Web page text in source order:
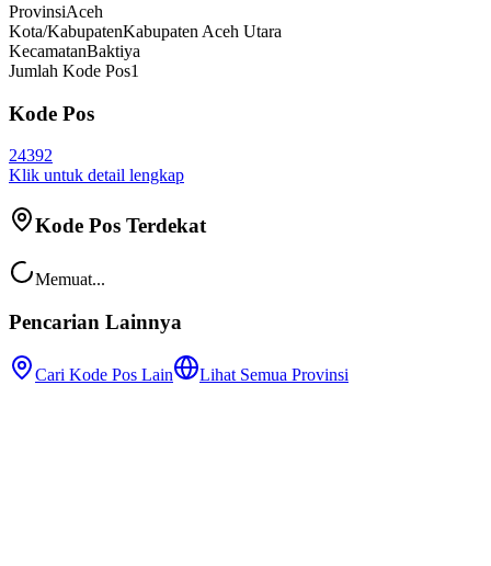
ProvinsiAceh
Kota/KabupatenKabupaten Aceh Utara
KecamatanBaktiya
Jumlah Kode Pos1
Kode Pos
24392
Klik untuk detail lengkap
Kode Pos Terdekat
Memuat...
Pencarian Lainnya
Cari Kode Pos Lain Lihat Semua Provinsi